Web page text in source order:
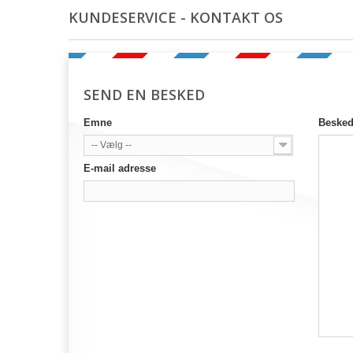
KUNDESERVICE - KONTAKT OS
SEND EN BESKED
Emne
-- Vælg --
E-mail adresse
Besked